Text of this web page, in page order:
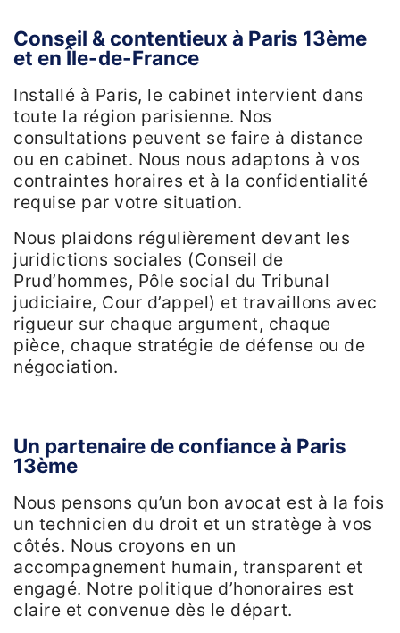
Conseil & contentieux à Paris 13ème
et en Île-de-France
Installé à Paris, le cabinet intervient dans
toute la région parisienne. Nos
consultations peuvent se faire à distance
ou en cabinet. Nous nous adaptons à vos
contraintes horaires et à la confidentialité
requise par votre situation.
Nous plaidons régulièrement devant les
juridictions sociales (Conseil de
Prud’hommes, Pôle social du Tribunal
judiciaire, Cour d’appel) et travaillons avec
rigueur sur chaque argument, chaque
pièce, chaque stratégie de défense ou de
négociation.
Un partenaire de confiance à Paris
13ème
Nous pensons qu’un bon avocat est à la fois
un technicien du droit et un stratège à vos
côtés. Nous croyons en un
accompagnement humain, transparent et
engagé. Notre politique d’honoraires est
claire et convenue dès le départ.